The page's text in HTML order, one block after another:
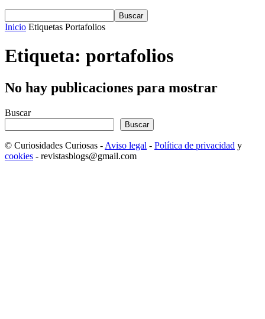
Inicio Etiquetas Portafolios
Etiqueta: portafolios
No hay publicaciones para mostrar
Buscar
Buscar
© Curiosidades Curiosas - Aviso legal - Política de privacidad y
cookies - revistasblogs@gmail.com